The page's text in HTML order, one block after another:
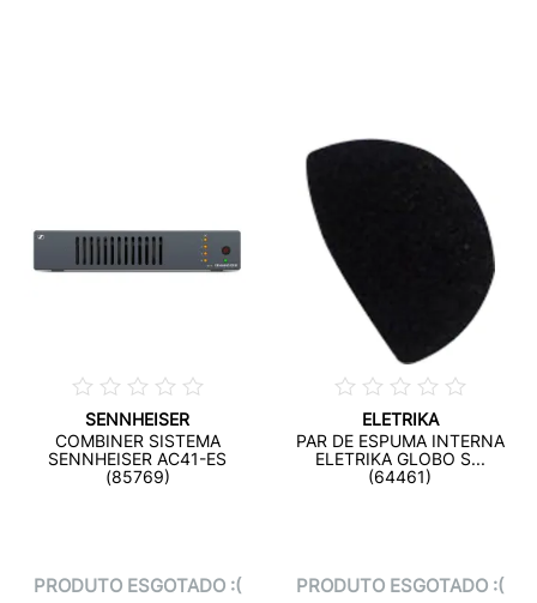
SENNHEISER
COMBINER SISTEMA
SENNHEISER AC41-ES
(85769)
PRODUTO ESGOTADO :(
ELETRIKA
PAR DE ESPUMA INTERNA
ELETRIKA GLOBO S...
(64461)
PRODUTO ESGOTADO :(